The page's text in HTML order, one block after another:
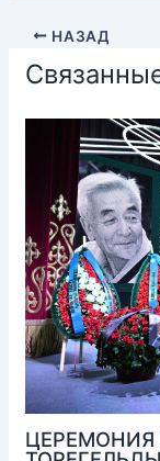
НАЗАД